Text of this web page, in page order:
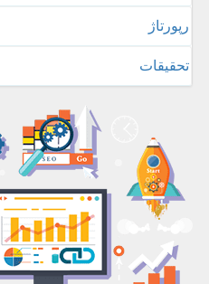
رپورتاژ
تحقیقات